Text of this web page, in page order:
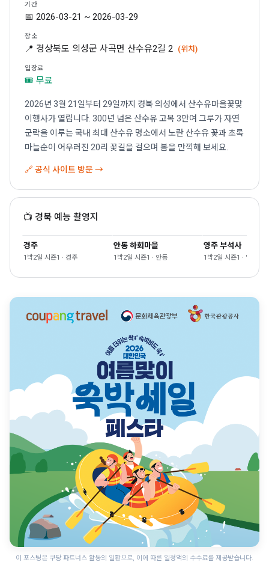
기간
📅 2026-03-21 ~ 2026-03-29
장소
📍 경상북도 의성군 사곡면 산수유2길 2 (위치)
입장료
🎟 무료
2026년 3월 21일부터 29일까지 경북 의성에서 산수유마을꽃맞
이행사가 열립니다. 300년 넘은 산수유 고목 3만여 그루가 자연
군락을 이루는 국내 최대 산수유 명소에서 노란 산수유 꽃과 초록
마늘순이 어우러진 20리 꽃길을 걸으며 봄을 만끽해 보세요.
🔗 공식 사이트 방문 →
📺 경북 예능 촬영지
경주
1박2일 시즌1 · 경주
안동 하회마을
1박2일 시즌1 · 안동
영주 부석사
1박2일 시즌1 · 영주
이 포스팅은 쿠팡 파트너스 활동의 일환으로, 이에 따른 일정액의 수수료를 제공받습니다.